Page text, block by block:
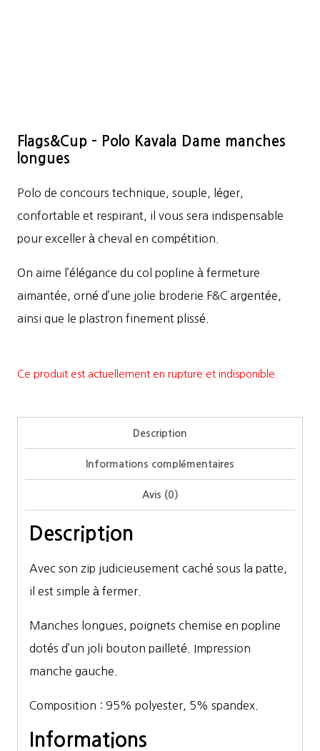
Flags&Cup – Polo Kavala Dame manches
longues
Polo de concours technique, souple, léger,
confortable et respirant, il vous sera indispensable
pour exceller à cheval en compétition.
On aime l’élégance du col popline à fermeture
aimantée, orné d’une jolie broderie F&C argentée,
ainsi que le plastron finement plissé.
Ce produit est actuellement en rupture et indisponible.
Description
Informations complémentaires
Avis (0)
Description
Avec son zip judicieusement caché sous la patte,
il est simple à fermer.
Manches longues, poignets chemise en popline
dotés d’un joli bouton pailleté. Impression
manche gauche.
Composition : 95% polyester, 5% spandex.
Informations